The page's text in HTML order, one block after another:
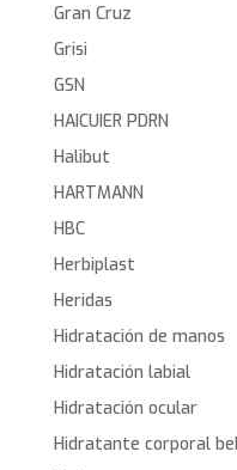
Gran Cruz
Grisi
GSN
HAICUIER PDRN
Halibut
HARTMANN
HBC
Herbiplast
Heridas
Hidratación de manos
Hidratación labial
Hidratación ocular
Hidratante corporal